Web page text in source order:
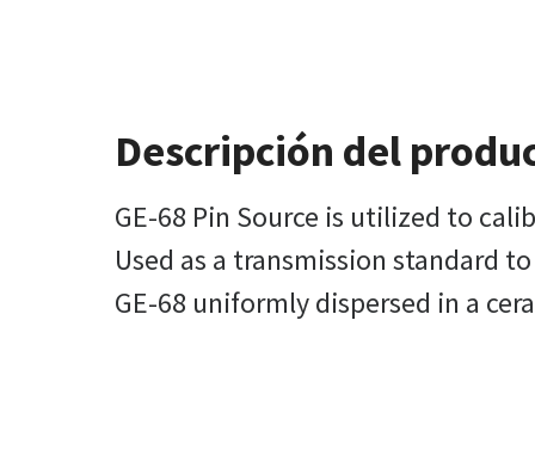
Descripción del
GE-68 Pin Source is utilized to
Used as a transmission standard
GE-68 uniformly dispersed in a